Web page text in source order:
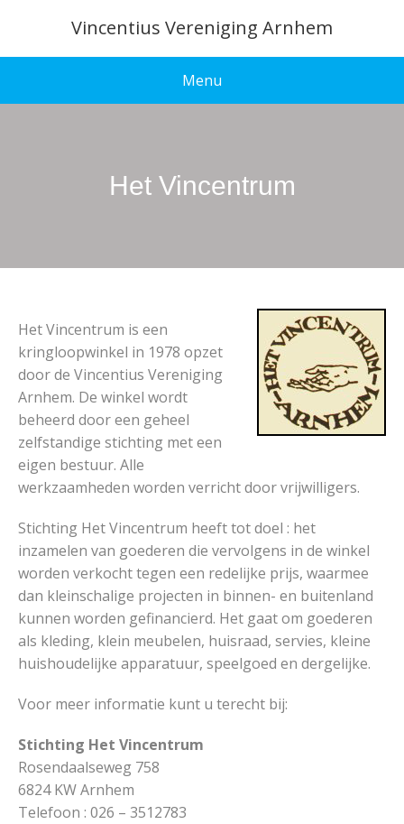
Vincentius Vereniging Arnhem
Menu
Het Vincentrum
Het Vincentrum is een
kringloopwinkel in 1978 opzet
door de Vincentius Vereniging
Arnhem. De winkel wordt
beheerd door een geheel
zelfstandige stichting met een
eigen bestuur. Alle
werkzaamheden worden verricht door vrijwilligers.
Stichting Het Vincentrum heeft tot doel : het
inzamelen van goederen die vervolgens in de winkel
worden verkocht tegen een redelijke prijs, waarmee
dan kleinschalige projecten in binnen- en buitenland
kunnen worden gefinancierd. Het gaat om goederen
als kleding, klein meubelen, huisraad, servies, kleine
huishoudelijke apparatuur, speelgoed en dergelijke.
Voor meer informatie kunt u terecht bij:
Stichting Het Vincentrum
Rosendaalseweg 758
6824 KW Arnhem
Telefoon : 026 – 3512783